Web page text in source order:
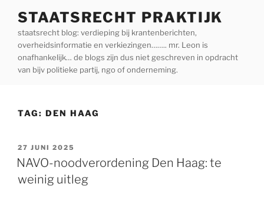
inhoud
STAATSRECHT PRAKTIJK
staatsrecht blog: verdieping bij krantenberichten,
overheidsinformatie en verkiezingen…….. mr. Leon is
onafhankelijk… de blogs zijn dus niet geschreven in opdracht
van bijv politieke partij, ngo of onderneming.
TAG: DEN HAAG
GEPLAATST
OP
27 JUNI 2025
NAVO-noodverordening Den Haag: te
weinig uitleg